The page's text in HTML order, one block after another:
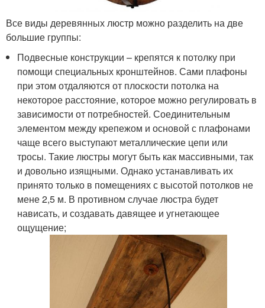
Все виды деревянных люстр можно разделить на две
большие группы:
Подвесные конструкции – крепятся к потолку при
помощи специальных кронштейнов. Сами плафоны
при этом отдаляются от плоскости потолка на
некоторое расстояние, которое можно регулировать в
зависимости от потребностей. Соединительным
элементом между крепежом и основой с плафонами
чаще всего выступают металлические цепи или
тросы. Такие люстры могут быть как массивными, так
и довольно изящными. Однако устанавливать их
принято только в помещениях с высотой потолков не
мене 2,5 м. В противном случае люстра будет
нависать, и создавать давящее и угнетающее
ощущение;